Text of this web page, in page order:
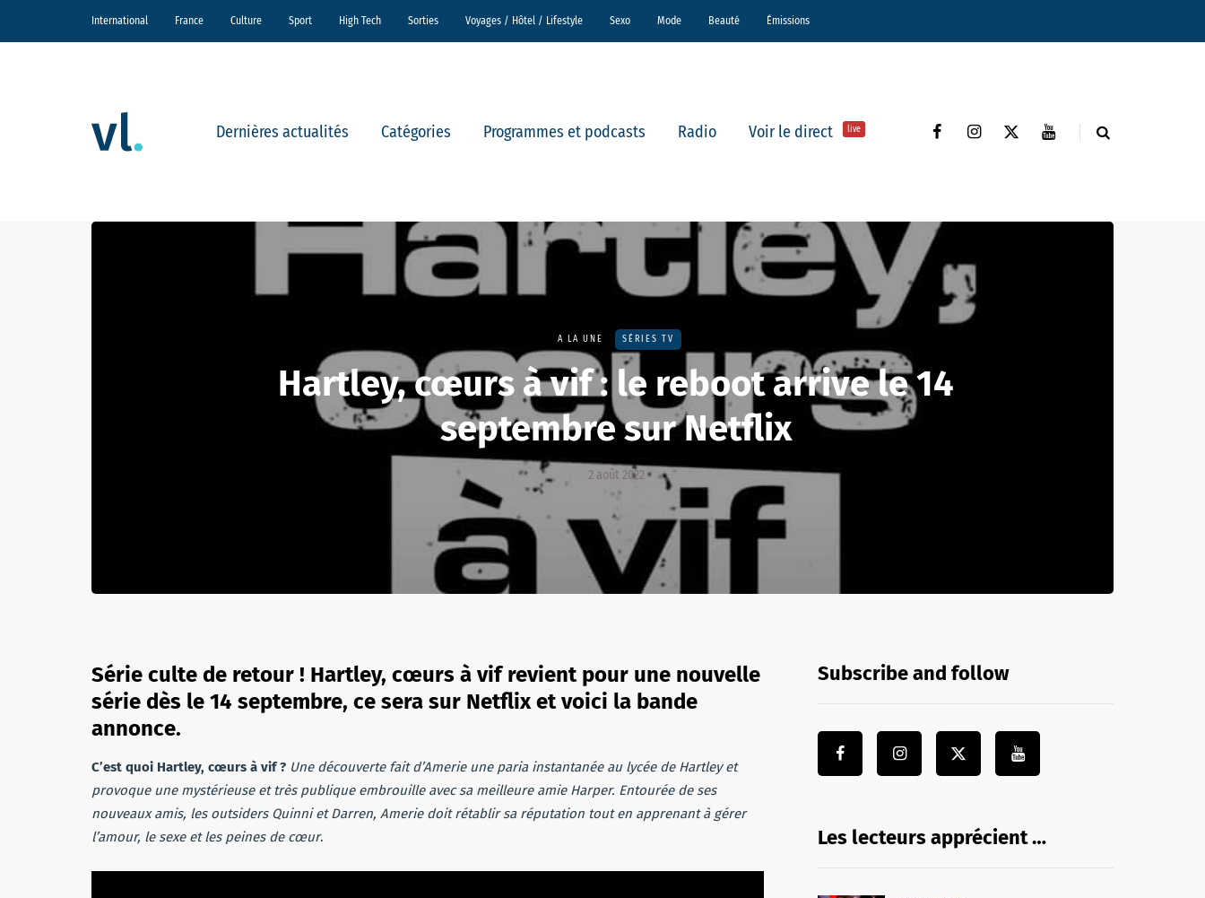
International France Culture Sport High Tech Sorties Voyages / Hôtel / Lifestyle Sexo Mode Beauté Émissions
Dernières actualités Catégories Programmes et podcasts Radio Voir le direct live
A LA UNE SÉRIES TV
Hartley, cœurs à vif : le reboot arrive le 14
septembre sur Netflix
2 août 2022
Série culte de retour ! Hartley, cœurs à vif revient pour une nouvelle
série dès le 14 septembre, ce sera sur Netflix et voici la bande
annonce.
C’est quoi Hartley, cœurs à vif ? Une découverte fait d’Amerie une paria instantanée au lycée de Hartley et
provoque une mystérieuse et très publique embrouille avec sa meilleure amie Harper. Entourée de ses
nouveaux amis, les outsiders Quinni et Darren, Amerie doit rétablir sa réputation tout en apprenant à gérer
l’amour, le sexe et les peines de cœur.
Subscribe and follow
Les lecteurs apprécient …